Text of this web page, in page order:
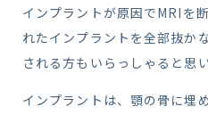
インプラントが原因でMRIを
れたインプラントを全部抜か
される方もいらっしゃると思い
インプラントは、顎の骨に埋